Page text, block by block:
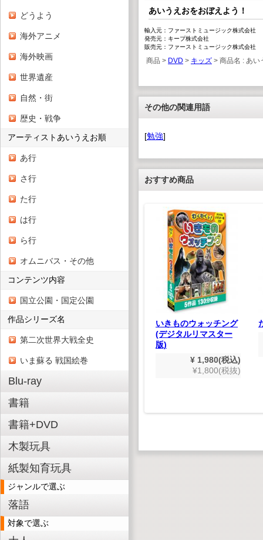
どうよう
海外アニメ
海外映画
世界遺産
自然・街
歴史・戦争
アーティストあいうえお順
あ行
さ行
た行
は行
ら行
オムニバス・その他
コンテンツ内容
国立公園・国定公園
作品シリーズ名
第二次世界大戦全史
いま蘇る 戦国絵巻
Blu-ray
書籍
書籍+DVD
木製玩具
紙製知育玩具
ジャンルで選ぶ
落語
対象で選ぶ
あいうえおをおぼえよう！
輸入元：ファーストミュージック株式会社
発売元：キープ株式会社
販売元：ファーストミュージック株式会社
商品 > DVD > キッズ > 商品名 : あい
その他の関連用語
[勉強]
おすすめ商品
うわ
ター
税込)
ものしり鉄道図鑑(ハ
イビジョン)
¥ 1,980(税込)
¥1,800(税抜)
いきものウォッチング
(デジタルリマスター
版)
¥ 1,980(税込)
¥1,800(税抜)